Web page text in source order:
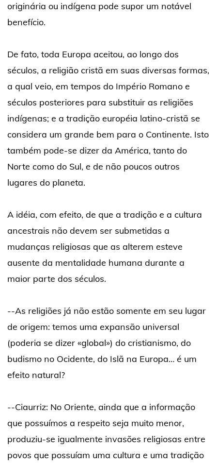
originária ou indígena pode supor um notável
benefício.
De fato, toda Europa aceitou, ao longo dos
séculos, a religião cristã em suas diversas formas,
a qual veio, em tempos do Império Romano e
séculos posteriores para substituir as religiões
indígenas; e a tradição européia latino-cristã se
considera um grande bem para o Continente. Isto
também pode-se dizer da América, tanto do
Norte como do Sul, e de não poucos outros
lugares do planeta.
A idéia, com efeito, de que a tradição e a cultura
ancestrais não devem ser submetidas a
mudanças religiosas que as alterem esteve
ausente da mentalidade humana durante a
maior parte dos séculos.
--As religiões já não estão somente em seu lugar
de origem: temos uma expansão universal
(poderia se dizer «global») do cristianismo, do
budismo no Ocidente, do Islã na Europa… é um
efeito natural?
--Ciaurriz: No Oriente, ainda que a informação
que possuímos a respeito seja muito menor,
produziu-se igualmente invasões religiosas entre
povos que possuíam uma cultura e uma tradição